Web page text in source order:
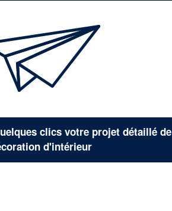
clics votre projet détaillé de
d'intérieur